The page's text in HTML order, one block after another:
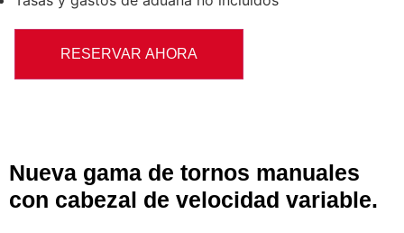
RESERVAR AHORA
Nueva gama de tornos manuales
con cabezal de velocidad variable.